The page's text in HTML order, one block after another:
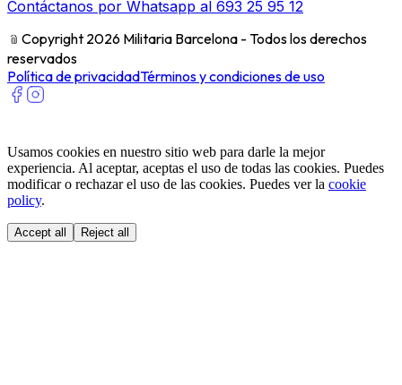
Contáctanos por Whatsapp al 693 25 95 12
﹫ Copyright 2026 Militaria Barcelona - Todos los derechos
reservados
Política de privacidadTérminos y condiciones de uso
Usamos cookies en nuestro sitio web para darle la mejor
experiencia. Al aceptar, aceptas el uso de todas las cookies. Puedes
modificar o rechazar el uso de las cookies. Puedes ver la cookie
policy.
Accept all Reject all